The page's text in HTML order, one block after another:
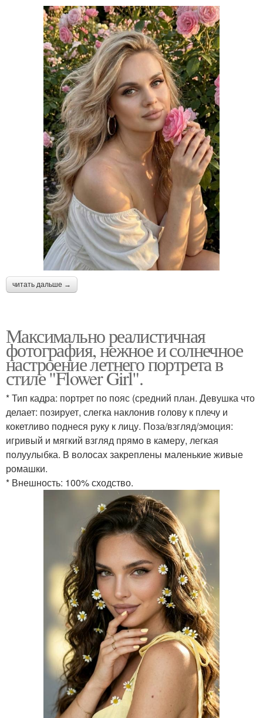
читать дальше →
Максимально реалистичная
фотография, нежное и солнечное
настроение летнего портрета в
стиле "Flower Girl".
* Тип кадра: портрет по пояс (средний план. Девушка что
делает: позирует, слегка наклонив голову к плечу и
кокетливо поднеся руку к лицу. Поза/взгляд/эмоция:
игривый и мягкий взгляд прямо в камеру, легкая
полуулыбка. В волосах закреплены маленькие живые
ромашки.
* Внешность: 100% сходство.